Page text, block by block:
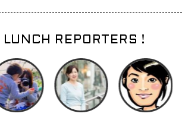
LUNCH REPORTERS !